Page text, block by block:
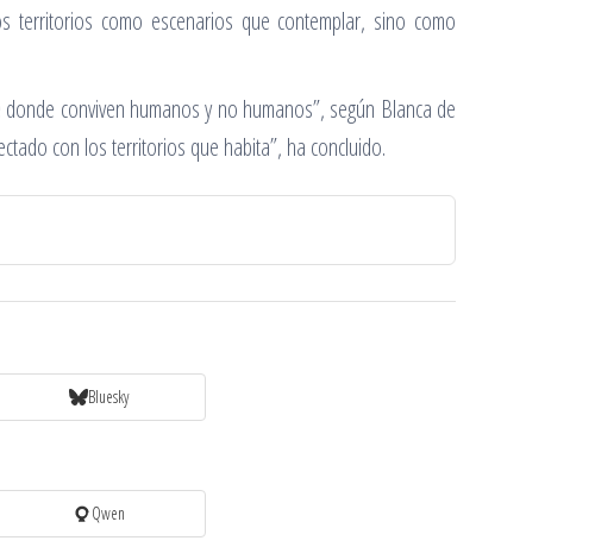
como escenarios que contemplar, sino como
conviven humanos y no humanos”, según Blanca de
con los territorios que habita”, ha concluido.
Bluesky
Qwen